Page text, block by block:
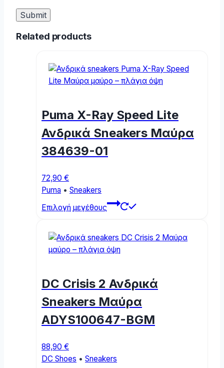
Related products
Puma X-Ray Speed Lite
Ανδρικά Sneakers Μαύρα
384639-01
72,90 €
Puma • Sneakers
Επιλογή μεγέθους
This
multiple
may
be
chosen
on
DC Crisis 2 Ανδρικά
Sneakers Μαύρα
ADYS100647-BGM
88,90 €
DC Shoes • Sneakers